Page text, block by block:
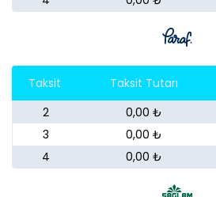
Taksit Taksit Tutarı
2
0,00 ₺
3
0,00 ₺
4
0,00 ₺